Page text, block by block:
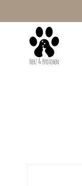
Inhalt